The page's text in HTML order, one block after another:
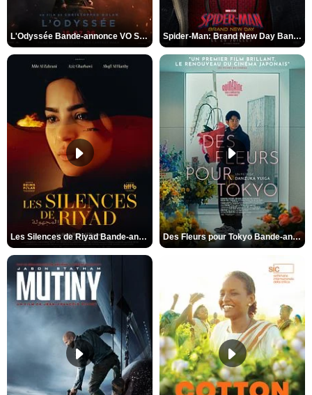
L'Odyssée Bande-annonce VO STFR Spider-Man: Brand New Day Bande-annonce VO STFR
Les Silences de Riyad Bande-annonce VO STFR Des Fleurs pour Tokyo Bande-annonce VO STFR